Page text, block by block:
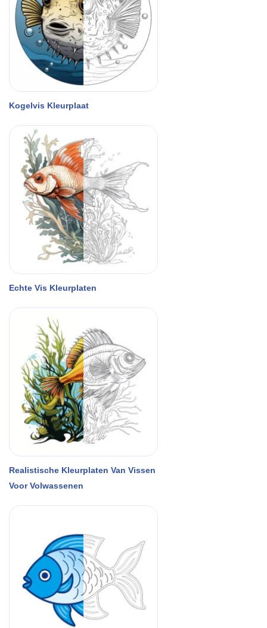
Kogelvis Kleurplaat
Echte Vis Kleurplaten
Realistische Kleurplaten Van Vissen
Voor Volwassenen